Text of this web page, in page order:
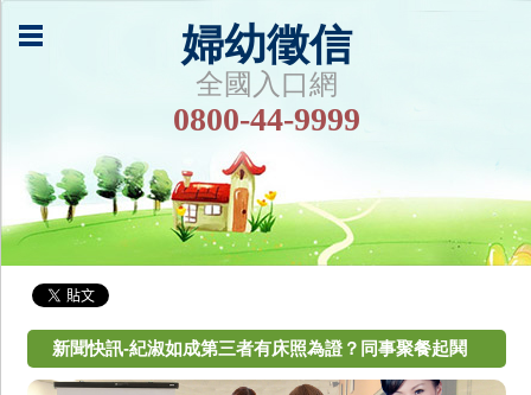
婦幼徵信
全國入口網
0800-44-9999
新聞快訊-紀淑如成第三者有床照為證？同事聚餐起鬨
哥們變情人？